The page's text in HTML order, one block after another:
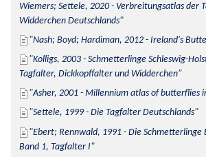
Wiemers; Settele, 2020 - Verbreitungsatlas der
Widderchen Deutschlands
Nash; Boyd; Hardiman, 2012 - Ireland's
Kolligs, 2003 - Schmetterlinge Schleswig-
Tagfalter, Dickkopffalter und Widderchen
Asher, 2001 - Millennium atlas of butterflies
Settele, 1999 - Die Tagfalter Deutschlands
Ebert; Rennwald, 1991 - Die Schmetterlinge
Band 1, Tagfalter I